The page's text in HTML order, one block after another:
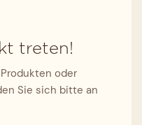
treten!
oder
Sie sich bitte an